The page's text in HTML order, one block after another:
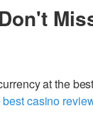
at the
best casino